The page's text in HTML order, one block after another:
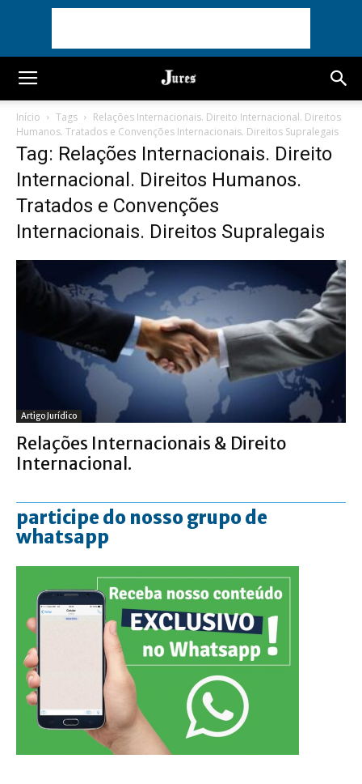
Início Tags
Relações Internacionais. Direito Internacional. Direitos
Humanos. Tratados e Convenções Internacionais. Direitos Supralegais
Tag: Relações Internacionais. Direito
Internacional. Direitos Humanos.
Tratados e Convenções
Internacionais. Direitos Supralegais
Artigo Jurídico
Relações Internacionais & Direito
Internacional.
participe do nosso grupo de
whatsapp